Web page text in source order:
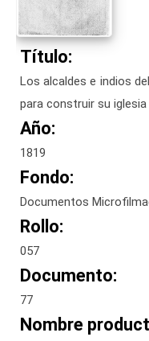
Título:
Los alcaldes e indios
para construir su iglesia
Año:
1819
Fondo:
Documentos
Rollo:
057
Documento:
77
Nombre